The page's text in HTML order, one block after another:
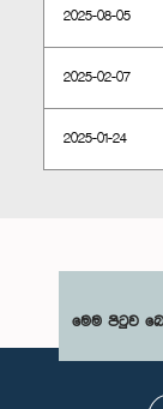
2025-08-05
2025-02-07
2025-01-24
මෙම පිටුව